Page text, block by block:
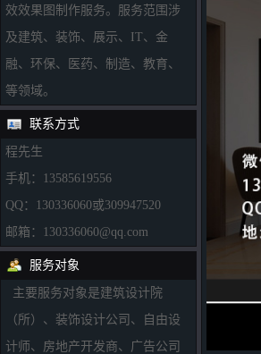
效效果图制作服务。服务范围涉
及建筑、装饰、展示、IT、金
融、环保、医药、制造、教育、
等领域。
联系方式
程先生
手机：13585619556
QQ：130336060或309947520
邮箱：130336060@qq.com
服务对象
主要服务对象是建筑设计院
（所）、装饰设计公司、自由设
计师、房地产开发商、广告公司